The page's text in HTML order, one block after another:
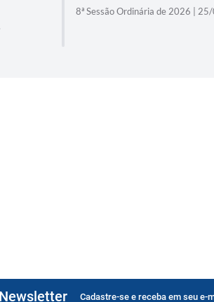
8ª Sessão Ordinária de 2026 |
Newsletter Cadastre-se e receba em seu e-